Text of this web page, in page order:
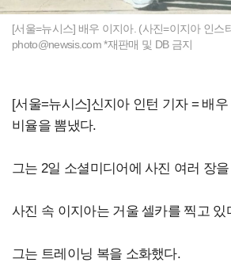
[서울=뉴시스] 배우 이지아. (사진=이지아 인스
photo@newsis.com*재판매 및 DB 금지
[서울=뉴시스]신지아 인턴 기자 = 배
비율을 뽐냈다.
그는 2일 소셜미디어에 사진 여러 장
사진 속 이지아는 거울 셀카를 찍고 있
그는 트레이닝 복을 소화했다.